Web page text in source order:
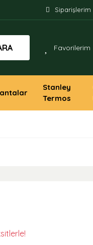
Siparişlerim
Favorilerim
Stanley
Termos